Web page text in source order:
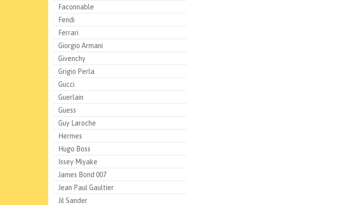
Faconnable
Fendi
Ferrari
Giorgio Armani
Givenchy
Grigio Perla
Gucci
Guerlain
Guess
Guy Laroche
Hermes
Hugo Boss
Issey Miyake
James Bond 007
Jean Paul Gaultier
Jil Sander